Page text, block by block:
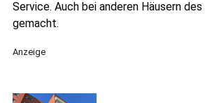
Service. Auch bei anderen Häusern
gemacht.
Anzeige